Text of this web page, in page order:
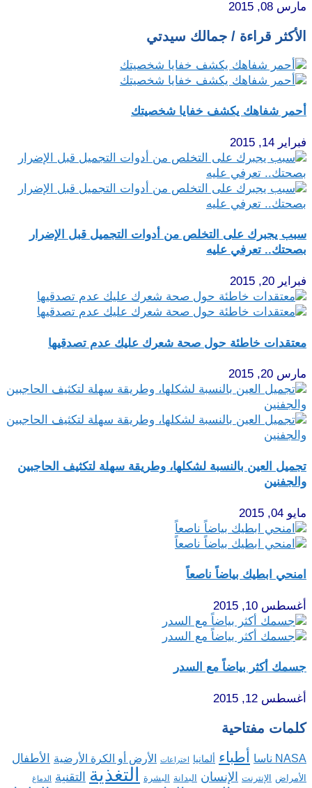
مارس 08, 2015
الأكثر قراءة / جمالك سيدتي
أحمر شفاهك يكشف خفايا شخصيتك
فبراير 14, 2015
سبب يجبرك على التخلص من أدوات التجميل قبل الإضرار
بصحتك.. تعرفي عليه
فبراير 20, 2015
معتقدات خاطئة حول صحة شعرك عليك عدم تصدقيها
مارس 20, 2015
تجميل العين بالنسبة لشكلها، وطريقة سهلة لتكثيف الحاجبين
والجفنين
مايو 04, 2015
امنحي ابطيك بياضاً ناصعاً
أغسطس 10, 2015
جسمك أكثر بياضاً مع السدر
أغسطس 12, 2015
كلمات مفتاحية
NASA ناسا أطباء ألمانيا اختراعات الأرض أو الكرة الأرضية الأطفال
الأمراض الإنترنت الإنسان البدانة البشرة التغذية التقنية الدماغ